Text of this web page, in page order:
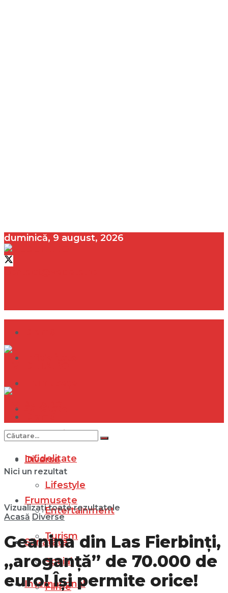
duminică, 9 august, 2026
Internațional
Diverse
Lifestyle
Entertainment
Turism
Social
Filme
Infidelitate
Frumusețe
Sănătate
Internațional
Nici un rezultat
Vizualizați toate rezultatele
Acasă Diverse
Geanina din Las Fierbinți,
„aroganță” de 70.000 de
euro! Își permite orice!